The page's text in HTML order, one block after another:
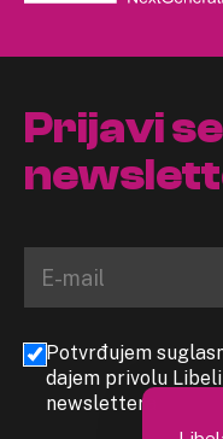
Prijavi
Potvrđujem
dajem privolu
newslettera